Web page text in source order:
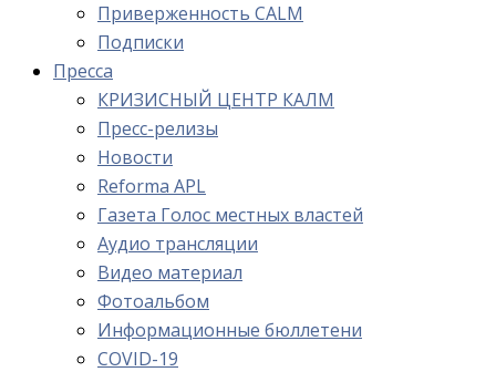
Приверженность CALM
Подписки
Пресса
КРИЗИСНЫЙ ЦЕНТР КАЛМ
Пресс-релизы
Новости
Reforma APL
Газета Голос местных властей
Аудио трансляции
Видео материал
Фотоальбом
Информационные бюллетени
COVID-19